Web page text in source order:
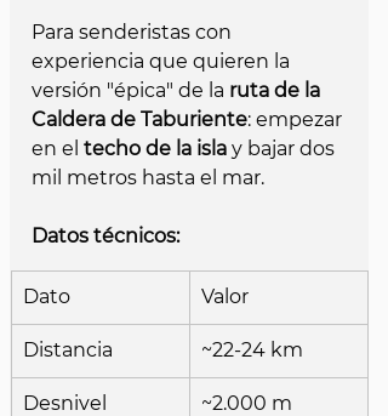
Para senderistas con
experiencia que quieren la
versión "épica" de la ruta de la
Caldera de Taburiente: empezar
en el techo de la isla y bajar dos
mil metros hasta el mar.
Datos técnicos:
Dato Valor
Distancia ~22-24 km
Desnivel
~2.000 m